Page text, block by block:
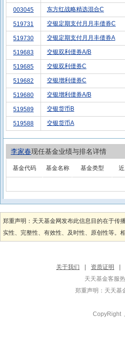
003045 东方红战略精选混合C
519731 交银定期支付月月丰债券C
519730 交银定期支付月月丰债券A
519683 交银双利债券A/B
519685 交银双利债券C
519682 交银增利债券C
519680 交银增利债券A/B
519589 交银货币B
519588 交银货币A
李家春现任基金业绩与排名详情
基金代码 基金名称 基金类型
郑重声明：天天基金网发布此信息目的在于传
实性、完整性、有效性、及时性、原创性等。
关于我们
资质证明
天天基金客服
郑重声明： 天天基
CopyRight